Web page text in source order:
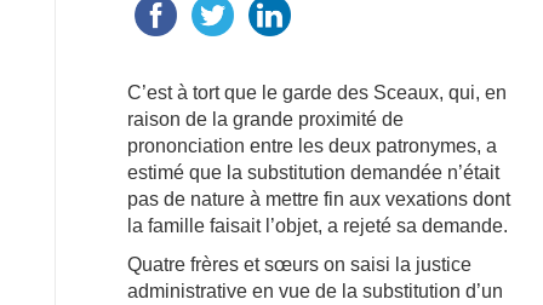
C’est à tort que le garde des Sceaux, qui, en
raison de la grande proximité de
prononciation entre les deux patronymes, a
estimé que la substitution demandée n’était
pas de nature à mettre fin aux vexations dont
la famille faisait l’objet, a rejeté sa demande.
Quatre frères et sœurs on saisi la justice
administrative en vue de la substitution d’un